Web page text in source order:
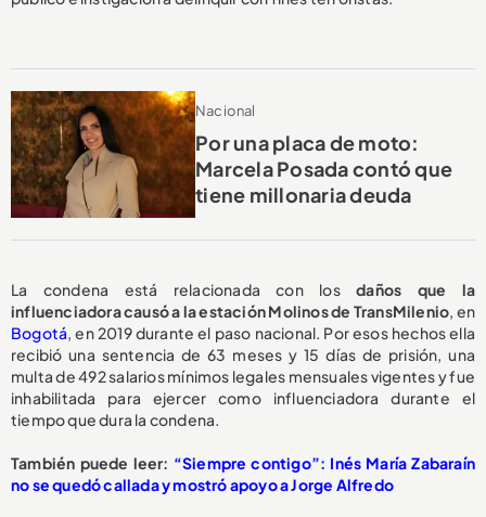
Nacional
Por una placa de moto:
Marcela Posada contó que
tiene millonaria deuda
La condena está relacionada con losdaños que la
influenciadora causó a la estación Molinos de TransMilenio, en
Bogotá, en 2019 durante el paso nacional. Por esos hechos ella
recibió una sentencia de 63 meses y 15 días de prisión, una
multa de 492 salarios mínimos legales mensuales vigentes y fue
inhabilitada para ejercer como influenciadora durante el
tiempo que dura la condena.
También puede leer: “Siempre contigo”: Inés María Zabaraín
no se quedó callada y mostró apoyo a Jorge Alfredo